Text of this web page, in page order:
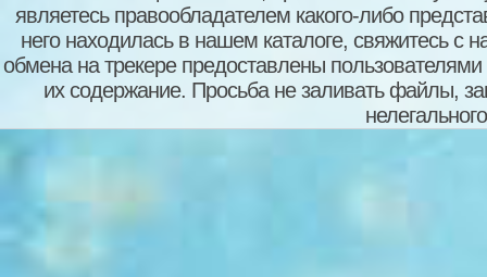
являетесь правообладателем какого-либо
него находилась в нашем каталоге, свяжитесь
обмена на трекере предоставлены пользователями
их содержание. Просьба не заливать файлы,